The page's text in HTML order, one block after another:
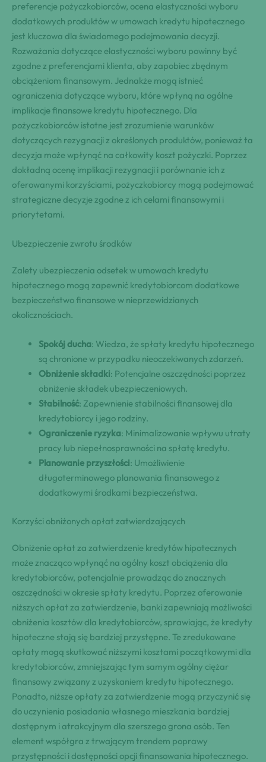
preferencje pożyczkobiorców, ocena elastyczności wyboru
dodatkowych produktów w umowach kredytu hipotecznego
jest kluczowa dla świadomego podejmowania decyzji.
Rozważania dotyczące elastyczności wyboru powinny być
zgodne z preferencjami klienta, aby zapobiec zbędnym
obciążeniom finansowym. Jednakże mogą istnieć
ograniczenia dotyczące wyboru, które wpłyną na ogólne
implikacje finansowe kredytu hipotecznego. Dla
pożyczkobiorców istotne jest zrozumienie warunków
dotyczących rezygnacji z określonych produktów, ponieważ ta
decyzja może wpłynąć na całkowity koszt pożyczki. Poprzez
dokładną ocenę implikacji rezygnacji i porównanie ich z
oferowanymi korzyściami, pożyczkobiorcy mogą podejmować
strategiczne decyzje zgodne z ich celami finansowymi i
priorytetami.
Ubezpieczenie zwrotu środków
Zalety ubezpieczenia odsetek w umowach kredytu
hipotecznego mogą zapewnić kredytobiorcom dodatkowe
bezpieczeństwo finansowe w nieprzewidzianych
okolicznościach.
Spokój ducha: Wiedza, że spłaty kredytu hipotecznego
są chronione w przypadku nieoczekiwanych zdarzeń.
Obniżenie składki: Potencjalne oszczędności poprzez
obniżenie składek ubezpieczeniowych.
Stabilność: Zapewnienie stabilności finansowej dla
kredytobiorcy i jego rodziny.
Ograniczenie ryzyka: Minimalizowanie wpływu utraty
pracy lub niepełnosprawności na spłatę kredytu.
Planowanie przyszłości: Umożliwienie
długoterminowego planowania finansowego z
dodatkowymi środkami bezpieczeństwa.
Korzyści obniżonych opłat zatwierdzających
Obniżenie opłat za zatwierdzenie kredytów hipotecznych
może znacząco wpłynąć na ogólny koszt obciążenia dla
kredytobiorców, potencjalnie prowadząc do znacznych
oszczędności w okresie spłaty kredytu. Poprzez oferowanie
niższych opłat za zatwierdzenie, banki zapewniają możliwości
obniżenia kosztów dla kredytobiorców, sprawiając, że kredyty
hipoteczne stają się bardziej przystępne. Te zredukowane
opłaty mogą skutkować niższymi kosztami początkowymi dla
kredytobiorców, zmniejszając tym samym ogólny ciężar
finansowy związany z uzyskaniem kredytu hipotecznego.
Ponadto, niższe opłaty za zatwierdzenie mogą przyczynić się
do uczynienia posiadania własnego mieszkania bardziej
dostępnym i atrakcyjnym dla szerszego grona osób. Ten
element współgra z trwającym trendem poprawy
przystępności i dostępności opcji finansowania hipotecznego.